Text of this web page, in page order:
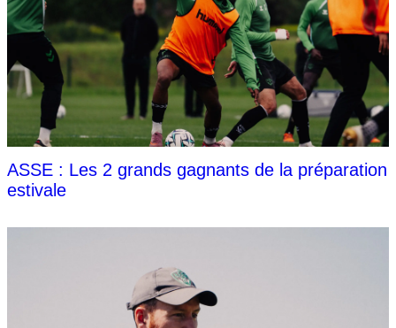
ASSE : Les 2 grands gagnants de la préparation
estivale